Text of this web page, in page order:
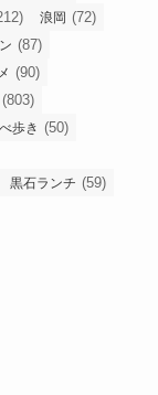
浪岡 (72)
(87)
(90)
(803)
歩き (50)
黒石ランチ (59)